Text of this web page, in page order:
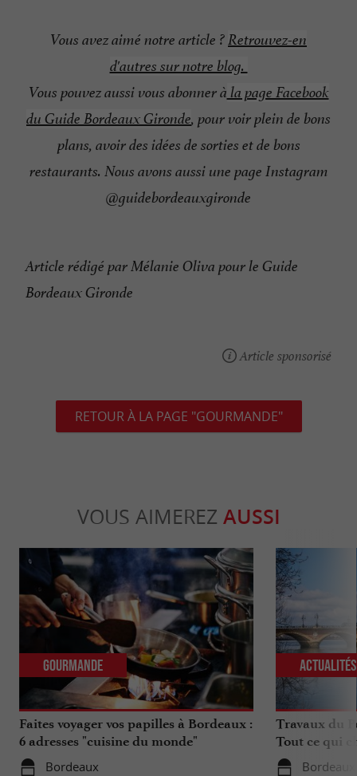
Vous avez aimé notre article ?Retrouvez-en
d'autres sur notre blog.
Vous pouvez aussi vous abonner à la page Facebook
du Guide Bordeaux Gironde, pour voir plein de bons
plans, avoir des idées de sorties et de bons
restaurants. Nous avons aussi une page Instagram
@guidebordeauxgironde
Article rédigé par Mélanie Oliva pour le Guide
Bordeaux Gironde
Article sponsorisé
RETOUR À LA PAGE "GOURMANDE"
VOUS AIMEREZ AUSSI
Faites voyager vos papilles à Bordeaux :
6 adresses "cuisine du monde"
Bordeaux
Gourmande
Travaux du
Tout ce qui
Bordeaux
Actualités